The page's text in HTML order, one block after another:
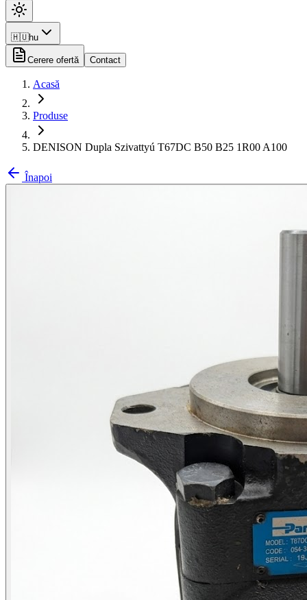
🇭🇺hu
Cerere ofertă Contact
Acasă
Produse
DENISON Dupla Szivattyú T67DC B50 B25 1R00 A100
Înapoi